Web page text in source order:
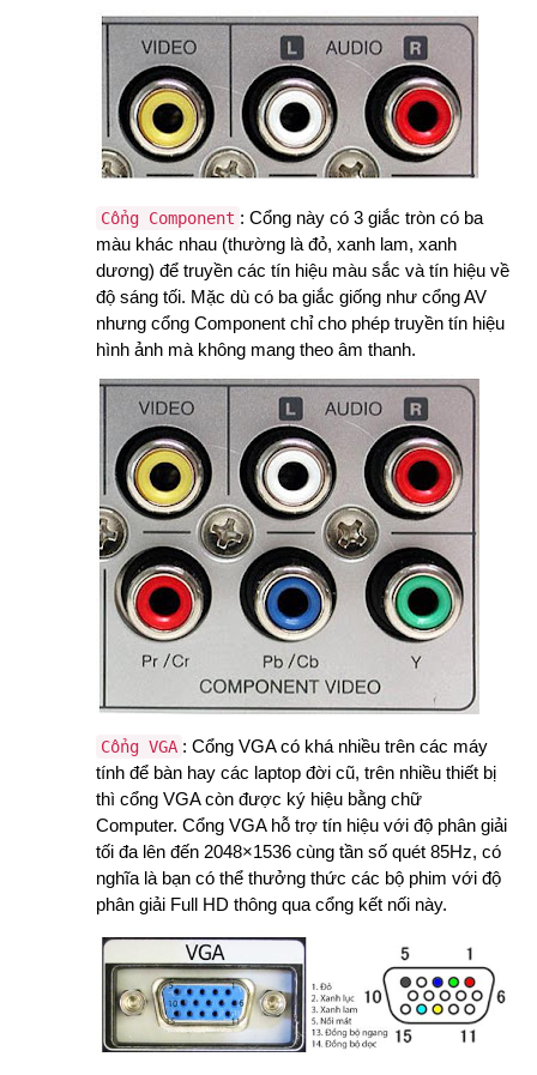
Cổng Component : Cổng này có 3 giắc tròn có ba
màu khác nhau (thường là đỏ, xanh lam, xanh
dương) để truyền các tín hiệu màu sắc và tín hiệu về
độ sáng tối. Mặc dù có ba giắc giống như cổng AV
nhưng cổng Component chỉ cho phép truyền tín hiệu
hình ảnh mà không mang theo âm thanh.
Cổng VGA : Cổng VGA có khá nhiều trên các máy
tính để bàn hay các laptop đời cũ, trên nhiều thiết bị
thì cổng VGA còn được ký hiệu bằng chữ
Computer. Cổng VGA hỗ trợ tín hiệu với độ phân giải
tối đa lên đến 2048×1536 cùng tần số quét 85Hz, có
nghĩa là bạn có thể thưởng thức các bộ phim với độ
phân giải Full HD thông qua cổng kết nối này.